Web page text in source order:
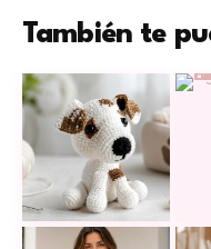
También te
Un perrito